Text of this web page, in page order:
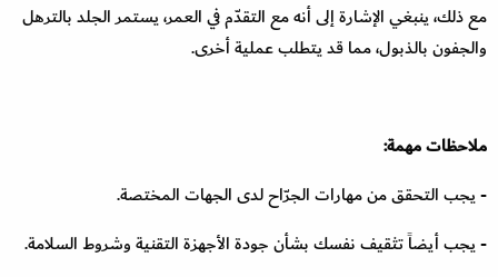
مع ذلك، ينبغي الإشارة إلى أنه مع التقدّم في العمر، يستمر الجلد بالترهل
والجفون بالذبول، مما قد يتطلب عملية أخرى.
ملاحظات مهمة:
- يجب التحقق من مهارات الجرّاح لدى الجهات المختصة.
- يجب أيضاً تثقيف نفسك بشأن جودة الأجهزة التقنية وشروط السلامة.